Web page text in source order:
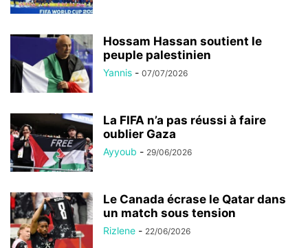
Hossam Hassan soutient le
peuple palestinien
Yannis - 07/07/2026
La FIFA n’a pas réussi à faire
oublier Gaza
Ayyoub - 29/06/2026
Le Canada écrase le Qatar dans
un match sous tension
Rizlene - 22/06/2026